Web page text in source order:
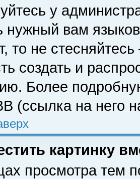
у
нужный вам
то не
создать и
Более
(ссылка на него
картинку
просмотра тем